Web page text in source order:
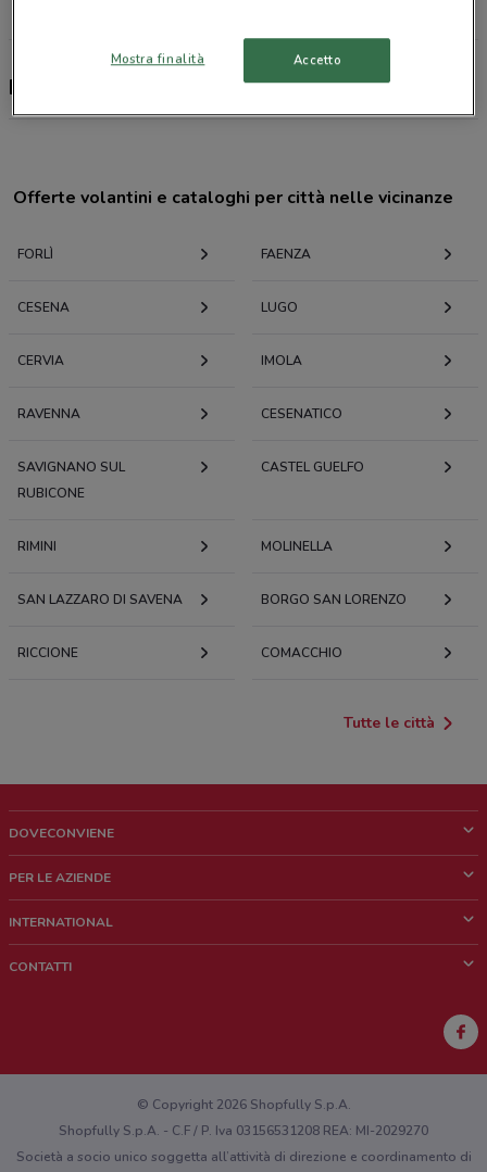
Iliad, offerte e negozi
Offerte volantini e cataloghi per città nelle vicinanze
FORLÌ FAENZA
CESENA LUGO
CERVIA IMOLA
RAVENNA CESENATICO
SAVIGNANO SUL
RUBICONE
CASTEL GUELFO
RIMINI MOLINELLA
SAN LAZZARO DI SAVENA BORGO SAN LORENZO
RICCIONE COMACCHIO
Tutte le città
DOVECONVIENE
Chi siamo
Lavora con noi
PER LE AZIENDE
Richieste commerciali e marketing
INTERNATIONAL
CONTATTI
Hai un malfunzionamento sul web o sull'app?
© Copyright 2026 Shopfully S.p.A.
Shopfully S.p.A. - C.F / P. Iva 03156531208 REA: MI-2029270
Società a socio unico soggetta all’attività di direzione e coordinamento di
Mostra finalità Accetto